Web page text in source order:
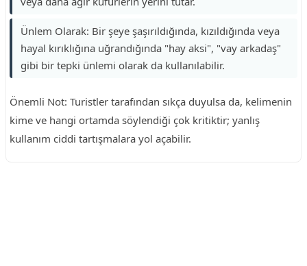
Ünlem Olarak: Bir şeye şaşırıldığında, kızıldığında veya
hayal kırıklığına uğrandığında "hay aksi", "vay arkadaş"
gibi bir tepki ünlemi olarak da kullanılabilir.
Önemli Not: Turistler tarafından sıkça duyulsa da, kelimenin
kime ve hangi ortamda söylendiği çok kritiktir; yanlış
kullanım ciddi tartışmalara yol açabilir.